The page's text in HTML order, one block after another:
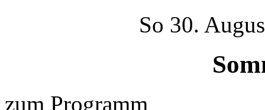
So 30.
zum Programm